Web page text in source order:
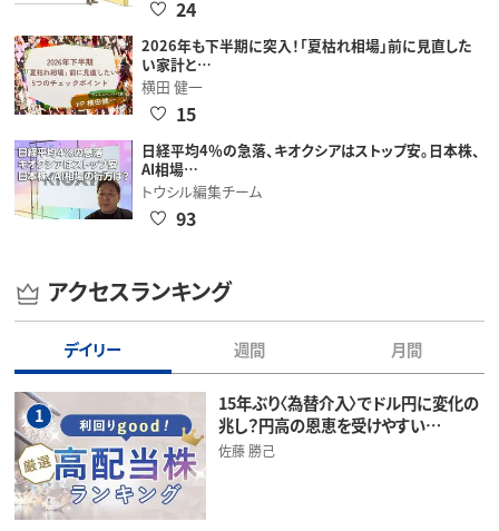
24
2026年も下半期に突入！「夏枯れ相場」前に見直した
い家計と…
横田 健一
15
日経平均4％の急落、キオクシアはストップ安。日本株、
AI相場…
トウシル編集チーム
93
アクセスランキング
デイリー 週間 月間
1
15年ぶり〈為替介入〉でドル円に変化の
兆し？円高の恩恵を受けやすい…
佐藤 勝己